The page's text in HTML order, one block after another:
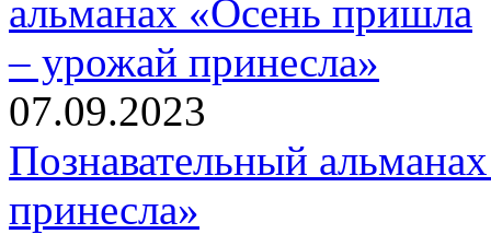
07.09.2023
Познавательный
принесла»